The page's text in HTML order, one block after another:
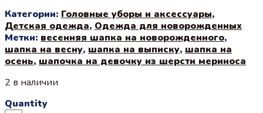
Категории: Головные уборы и аксессуары,
Детская одежда, Одежда для новорожденных
Метки: весенняя шапка на новорожденного,
шапка на весну, шапка на выписку, шапка на
осень, шапочка на девочку из шерсти мериноса
2 в наличии
Quantity